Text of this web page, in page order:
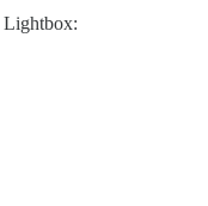
Lightbox: